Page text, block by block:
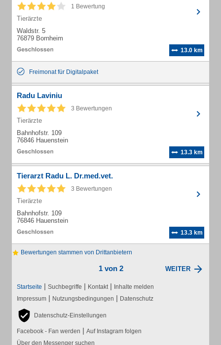
1 Bewertung
Tierärzte
Waldstr. 5
76879 Bornheim
13.0 km
Freimonat für Digitalpaket
Radu Laviniu
3 Bewertungen
Tierärzte
Bahnhofstr. 109
76846 Hauenstein
13.3 km
Tierarzt Radu L. Dr.med.vet.
3 Bewertungen
Tierärzte
Bahnhofstr. 109
76846 Hauenstein
13.3 km
Bewertungen stammen von Drittanbietern
1 von 2 WEITER
Startseite | Suchbegriffe | Kontakt | Inhalte melden
Impressum | Nutzungsbedingungen | Datenschutz
Datenschutz-Einstellungen
Facebook - Fan werden | Auf Instagram folgen
Über den Messenger suchen